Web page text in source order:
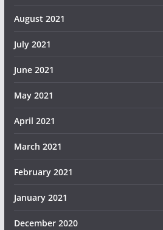
August 2021
July 2021
June 2021
May 2021
April 2021
March 2021
February 2021
January 2021
December 2020